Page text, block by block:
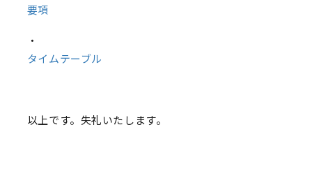
要項
・
タイムテーブル
以上です。失礼いたします。